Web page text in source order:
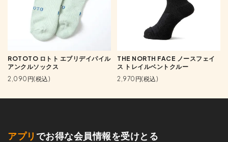
ROTOTO ロトト エブリデイパイル
アンクルソックス
2,090円(税込)
THE NORTH FACE ノースフェイ
ス トレイルベントクルー
2,970円(税込)
アプリ でお得な会員情報を受けとる